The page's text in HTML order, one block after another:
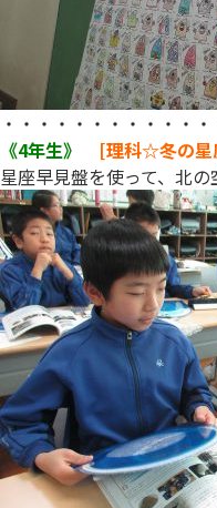
・・・・・・・・・・・
《4年生》
[理科☆冬の星
星座早見盤を使って、北の